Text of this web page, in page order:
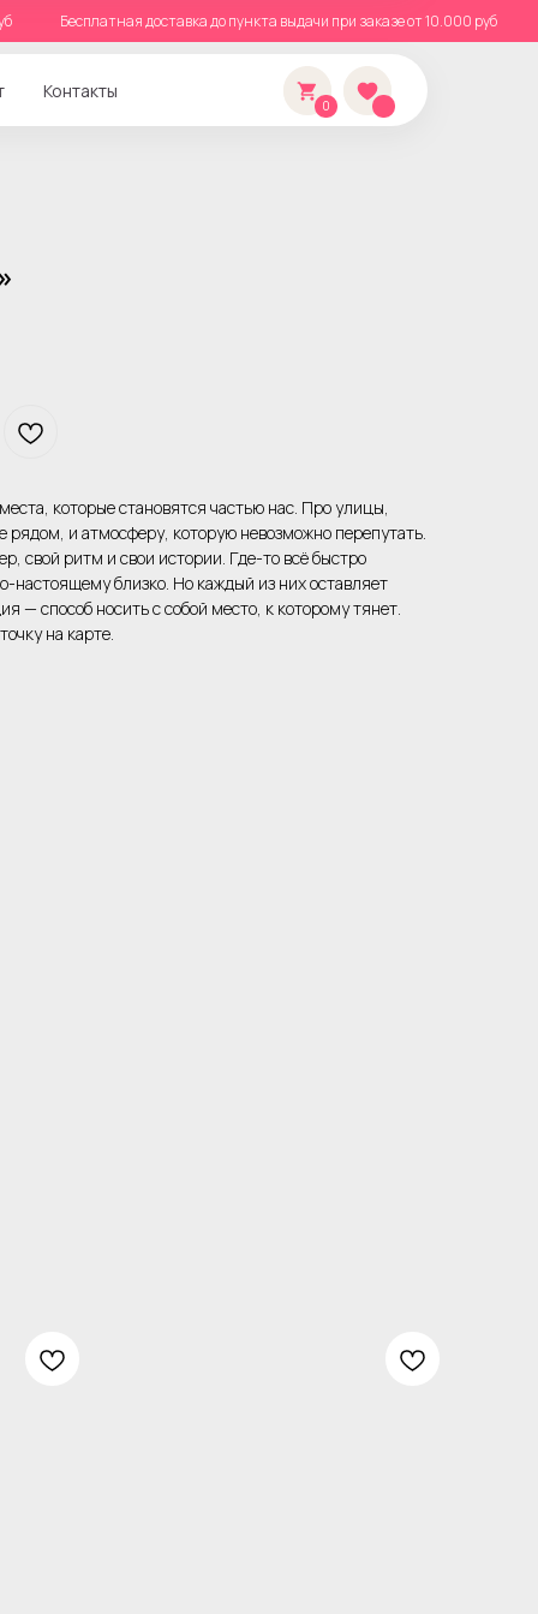
руб Бесплатная доставка до пункта выдачи при заказе от 10.000 руб
Контакты
0
которые становятся частью нас. Про улицы,
рядом, и атмосферу, которую невозможно перепутать.
свой ритм и свои истории. Где-то всё быстро
настоящему близко. Но каждый из них оставляет
— способ носить с собой место, к которому тянет.
на карте.